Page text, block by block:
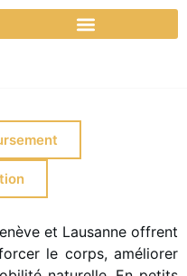
et Lausanne offrent
le corps, améliorer